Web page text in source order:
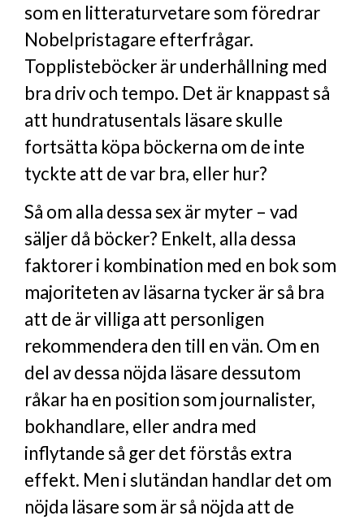
som en litteraturvetare som föredrar
Nobelpristagare efterfrågar.
Topplisteböcker är underhållning med
bra driv och tempo. Det är knappast så
att hundratusentals läsare skulle
fortsätta köpa böckerna om de inte
tyckte att de var bra, eller hur?
Så om alla dessa sex är myter – vad
säljer då böcker? Enkelt, alla dessa
faktorer i kombination med en bok som
majoriteten av läsarna tycker är så bra
att de är villiga att personligen
rekommendera den till en vän. Om en
del av dessa nöjda läsare dessutom
råkar ha en position som journalister,
bokhandlare, eller andra med
inflytande så ger det förstås extra
effekt. Men i slutändan handlar det om
nöjda läsare som är så nöjda att de